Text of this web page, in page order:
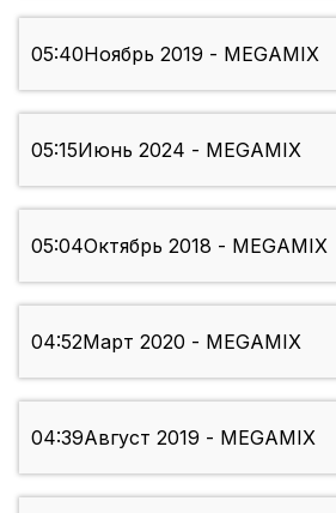
05:40Ноябрь 2019 - MEGAMIX
05:15Июнь 2024 - MEGAMIX
05:04Октябрь 2018 - MEGAMIX
04:52Март 2020 - MEGAMIX
04:39Август 2019 - MEGAMIX